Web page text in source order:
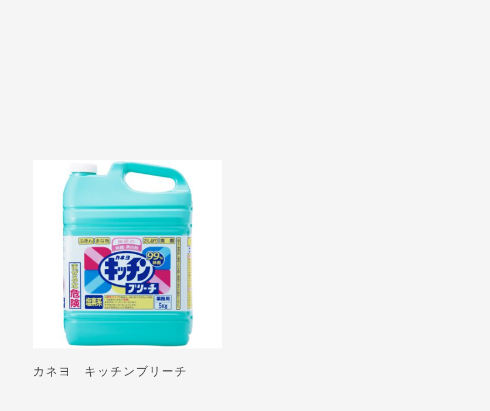
カネヨ キッチンブリーチ